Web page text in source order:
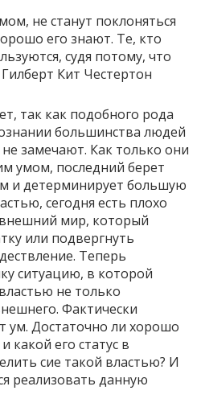
не станут поклоняться
его знают. Те, кто
судя потому, что
Кит Честертон
так как подобного рода
большинства людей
замечают. Как только они
умом, последний берет
и детерминирует большую
сегодня есть плохо
мир, который
или подвергнуть
Теперь
ситуацию, в которой
не только
Фактически
ум. Достаточно ли хорошо
какой его статус в
сие такой властью? И
реализовать данную